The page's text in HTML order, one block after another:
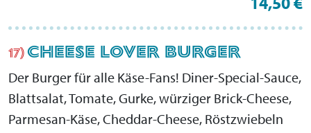
17)CHEESE LOVER BURGER
Der Burger für alle Käse-Fans! Diner-Special-Sauce,
Blattsalat, Tomate, Gurke, würziger Brick-Cheese,
Parmesan-Käse, Cheddar-Cheese, Röstzwiebeln